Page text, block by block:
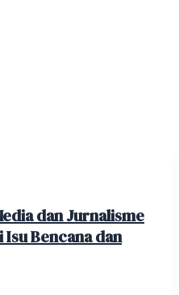
dan Jurnalisme
Bencana dan